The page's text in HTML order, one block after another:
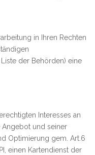
in Ihren Rechten
der Behörden) eine
Interesses an
und seiner
Optimierung gem. Art.6
einen Kartendienst der